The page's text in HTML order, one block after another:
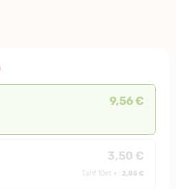
9,56 €
3,50 €
Tarif 10et + : 2,86 €